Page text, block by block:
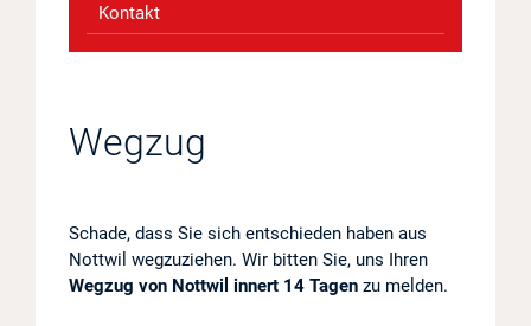
Kontakt
News
Projekte
Log in
Wegzug
Schade, dass Sie sich entschieden haben aus
Nottwil wegzuziehen. Wir bitten Sie, uns Ihren
Wegzug von Nottwil innert 14 Tagen zu melden.
Kontakt